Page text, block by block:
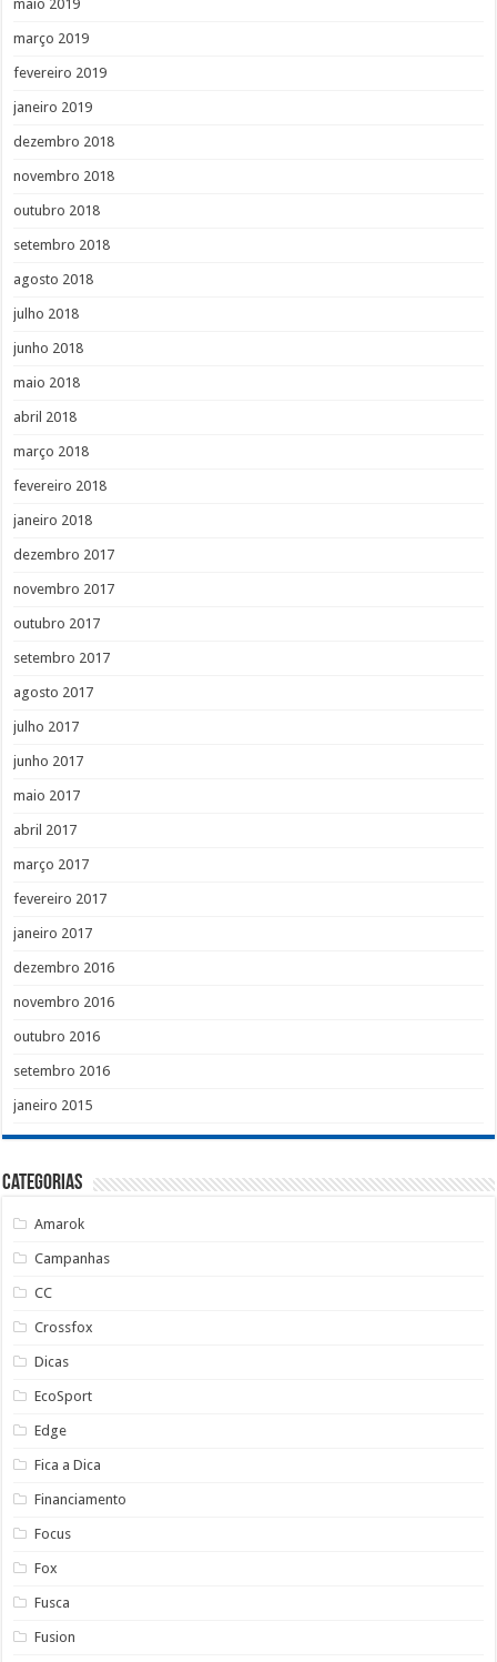
maio 2019
março 2019
fevereiro 2019
janeiro 2019
dezembro 2018
novembro 2018
outubro 2018
setembro 2018
agosto 2018
julho 2018
junho 2018
maio 2018
abril 2018
março 2018
fevereiro 2018
janeiro 2018
dezembro 2017
novembro 2017
outubro 2017
setembro 2017
agosto 2017
julho 2017
junho 2017
maio 2017
abril 2017
março 2017
fevereiro 2017
janeiro 2017
dezembro 2016
novembro 2016
outubro 2016
setembro 2016
janeiro 2015
Categorias
Amarok
Campanhas
CC
Crossfox
Dicas
EcoSport
Edge
Fica a Dica
Financiamento
Focus
Fox
Fusca
Fusion